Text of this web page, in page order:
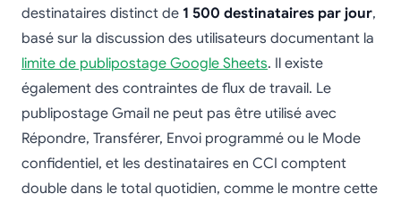
destinataires distinct de 1 500 destinataires par jour,
basé sur la discussion des utilisateurs documentant la
limite de publipostage Google Sheets. Il existe
également des contraintes de flux de travail. Le
publipostage Gmail ne peut pas être utilisé avec
Répondre, Transférer, Envoi programmé ou le Mode
confidentiel, et les destinataires en CCI comptent
double dans le total quotidien, comme le montre cette